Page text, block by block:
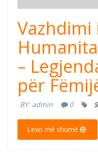
Vazhdimi
–
për
BY: admin 0
Lexo më shumë